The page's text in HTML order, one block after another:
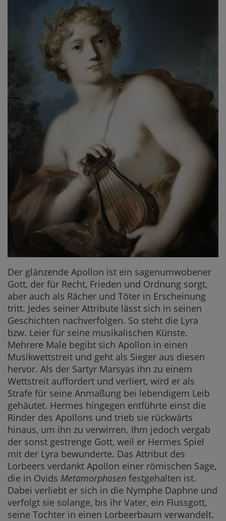
Der glänzende Apollon ist ein sagenumwobener
Gott, der für Recht, Frieden und Ordnung sorgt,
aber auch als Rächer und Töter in Erscheinung
tritt. Jedes seiner Attribute lässt sich in seinen
Geschichten nachverfolgen. So steht die Lyra
bzw. Leier für seine musikalischen Künste.
Mehrere Male begibt sich Apollon in einen
Musikwettstreit und geht als Sieger aus diesen
hervor. Als der Sartyr Marsyas ihn zu einem
Wettstreit auffordert und verliert, wird er als
Strafe für seine Anmaßung bei lebendigem Leib
gehäutet. Hermes hingegen entführte einst die
Rinder des Apollons und trieb sie rückwärts
hinaus, um ihn zu verwirren. Ihm jedoch vergab
der sonst gestrenge Gott, weil er Hermes Spiel
mit der Lyra bewunderte. Das Attribut des
Lorbeers verdankt Apollon einer römischen Sage,
die in Ovids Metamorphosen festgehalten ist.
Dabei verliebt er sich in die Nymphe Daphne und
verfolgt sie solange, bis ihr Vater, ein Flussgott,
seine Tochter in einen Lorbeerbaum verwandelt.